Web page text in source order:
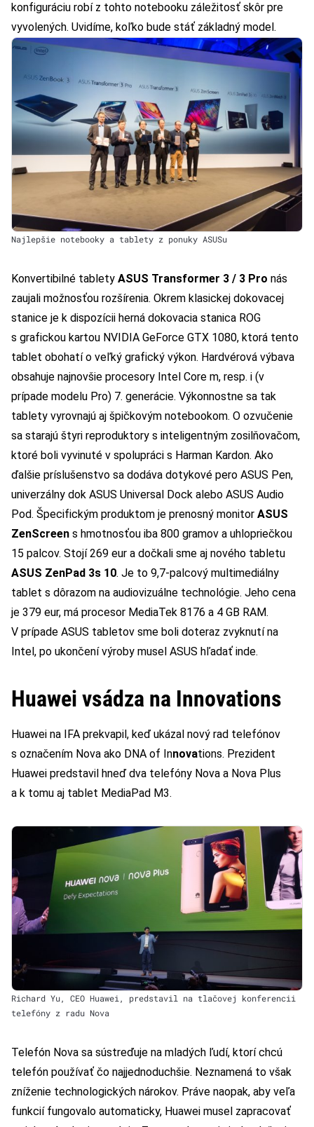
konfiguráciu robí z tohto notebooku záležitosť skôr pre
vyvolených. Uvidíme, koľko bude stáť základný model.
Najlepšie notebooky a tablety z ponuky ASUSu
Konvertibilné tablety ASUS Transformer 3 / 3 Pro nás
zaujali možnosťou rozšírenia. Okrem klasickej dokovacej
stanice je k dispozícii herná dokovacia stanica ROG
s grafickou kartou NVIDIA GeForce GTX 1080, ktorá tento
tablet obohatí o veľký grafický výkon. Hardvérová výbava
obsahuje najnovšie procesory Intel Core m, resp. i (v
prípade modelu Pro) 7. generácie. Výkonnostne sa tak
tablety vyrovnajú aj špičkovým notebookom. O ozvučenie
sa starajú štyri reproduktory s inteligentným zosilňovačom,
ktoré boli vyvinuté v spolupráci s Harman Kardon. Ako
ďalšie príslušenstvo sa dodáva dotykové pero ASUS Pen,
univerzálny dok ASUS Universal Dock alebo ASUS Audio
Pod. Špecifickým produktom je prenosný monitor ASUS
ZenScreen s hmotnosťou iba 800 gramov a uhlopriečkou
15 palcov. Stojí 269 eur a dočkali sme aj nového tabletu
ASUS ZenPad 3s 10. Je to 9,7-palcový multimediálny
tablet s dôrazom na audiovizuálne technológie. Jeho cena
je 379 eur, má procesor MediaTek 8176 a 4 GB RAM.
V prípade ASUS tabletov sme boli doteraz zvyknutí na
Intel, po ukončení výroby musel ASUS hľadať inde.
Huawei vsádza na Innovations
Huawei na IFA prekvapil, keď ukázal nový rad telefónov
s označením Nova ako DNA of Innovations. Prezident
Huawei predstavil hneď dva telefóny Nova a Nova Plus
a k tomu aj tablet MediaPad M3.
Richard Yu, CEO Huawei, predstavil na tlačovej konferencii
telefóny z radu Nova
Telefón Nova sa sústreďuje na mladých ľudí, ktorí chcú
telefón používať čo najjednoduchšie. Neznamená to však
zníženie technologických nárokov. Práve naopak, aby veľa
funkcií fungovalo automaticky, Huawei musel zapracovať